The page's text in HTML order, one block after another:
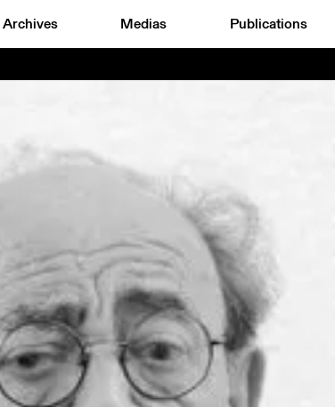
Archives Medias Publications